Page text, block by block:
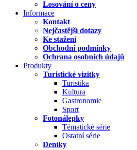
Losování o ceny
Informace
Kontakt
Nejčastější dotazy
Ke stažení
Obchodní podmínky
Ochrana osobních údajů
Produkty
Turistické vizitky
Turistika
Kultura
Gastronomie
Sport
Fotonálepky
Tématické série
Ostatní série
Deníky